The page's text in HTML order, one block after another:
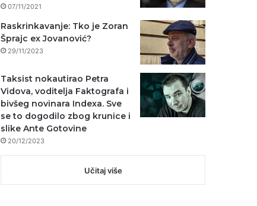
07/11/2021
Raskrinkavanje: Tko je Zoran
Šprajc ex Jovanović?
29/11/2023
Taksist nokautirao Petra
Vidova, voditelja Faktografa i
bivšeg novinara Indexa. Sve
se to dogodilo zbog krunice i
slike Ante Gotovine
20/12/2023
Učitaj više